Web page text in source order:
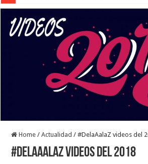
Home / Actualidad / #DelaAalaZ videos del
#DelaAalaZ videos del 2018